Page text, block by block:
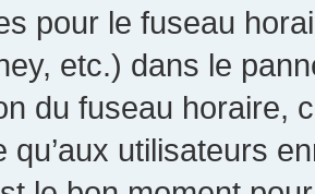
pour le fuseau
etc.) dans le
du fuseau horaire,
qu’aux utilisateurs